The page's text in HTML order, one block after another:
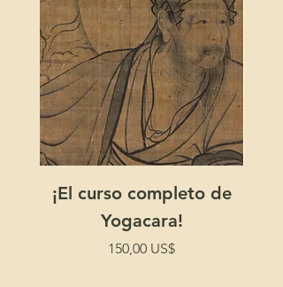
¡El curso completo de
Yogacara!
Precio
150,00 US$